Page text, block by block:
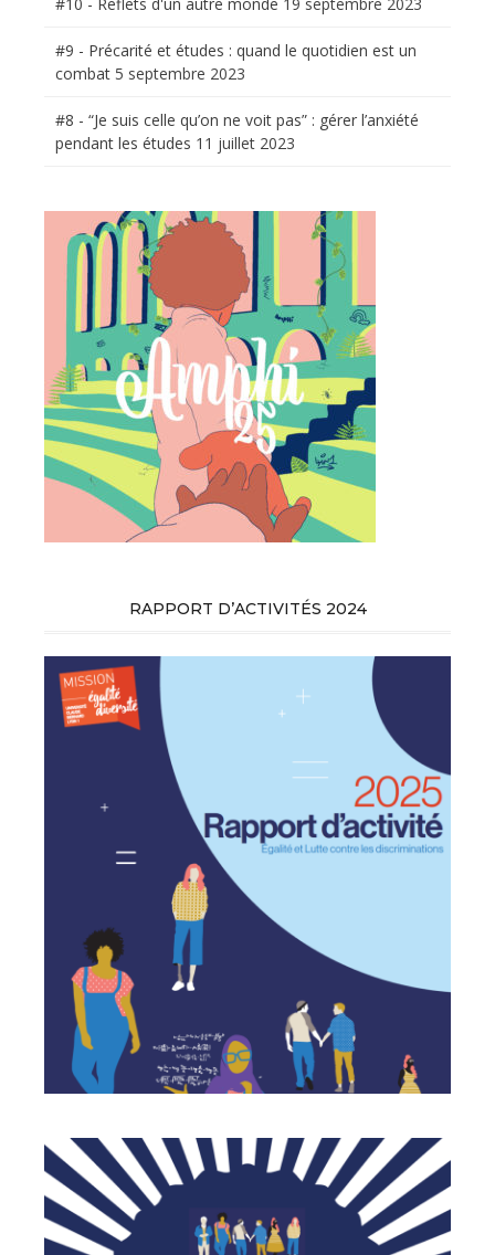
#9 - Précarité et études : quand le quotidien est un
combat 5 septembre 2023
#8 - “Je suis celle qu’on ne voit pas” : gérer l’anxiété
pendant les études 11 juillet 2023
RAPPORT D’ACTIVITÉS 2024